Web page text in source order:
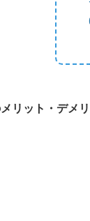
リット・デメ